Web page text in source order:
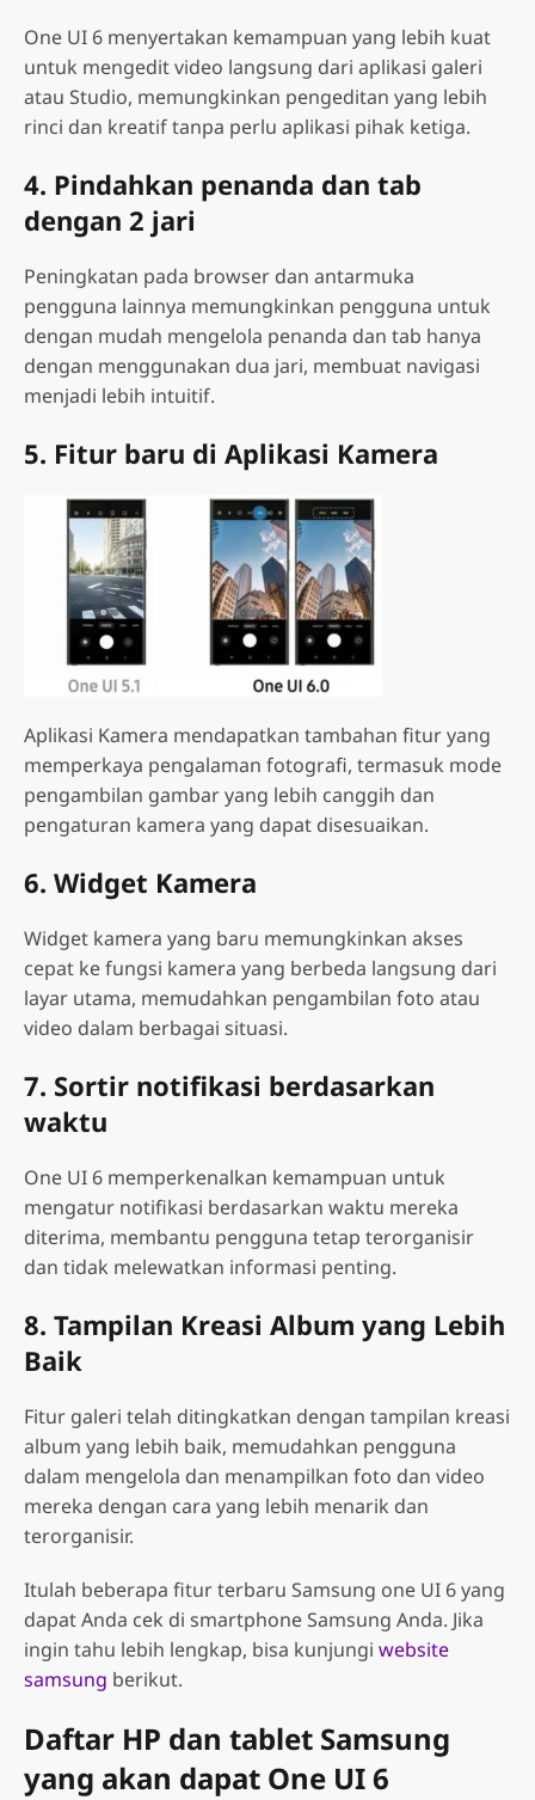
One UI 6 menyertakan kemampuan yang lebih kuat
untuk mengedit video langsung dari aplikasi galeri
atau Studio, memungkinkan pengeditan yang lebih
rinci dan kreatif tanpa perlu aplikasi pihak ketiga.
4. Pindahkan penanda dan tab
dengan 2 jari
Peningkatan pada browser dan antarmuka
pengguna lainnya memungkinkan pengguna untuk
dengan mudah mengelola penanda dan tab hanya
dengan menggunakan dua jari, membuat navigasi
menjadi lebih intuitif.
5. Fitur baru di Aplikasi Kamera
Aplikasi Kamera mendapatkan tambahan fitur yang
memperkaya pengalaman fotografi, termasuk mode
pengambilan gambar yang lebih canggih dan
pengaturan kamera yang dapat disesuaikan.
6. Widget Kamera
Widget kamera yang baru memungkinkan akses
cepat ke fungsi kamera yang berbeda langsung dari
layar utama, memudahkan pengambilan foto atau
video dalam berbagai situasi.
7. Sortir notifikasi berdasarkan
waktu
One UI 6 memperkenalkan kemampuan untuk
mengatur notifikasi berdasarkan waktu mereka
diterima, membantu pengguna tetap terorganisir
dan tidak melewatkan informasi penting.
8. Tampilan Kreasi Album yang Lebih
Baik
Fitur galeri telah ditingkatkan dengan tampilan kreasi
album yang lebih baik, memudahkan pengguna
dalam mengelola dan menampilkan foto dan video
mereka dengan cara yang lebih menarik dan
terorganisir.
Itulah beberapa fitur terbaru Samsung one UI 6 yang
dapat Anda cek di smartphone Samsung Anda. Jika
ingin tahu lebih lengkap, bisa kunjungi website
samsung berikut.
Daftar HP dan tablet Samsung
yang akan dapat One UI 6